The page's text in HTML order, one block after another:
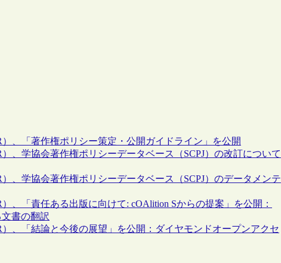
、「著作権ポリシー策定・公開ガイドライン」を公開
、学協会著作権ポリシーデータベース（SCPJ）の改訂について
、学協会著作権ポリシーデータベース（SCPJ）のデータメンテ
、「責任ある出版に向けて: cOAlition Sからの提案」を公開：
書の翻訳
、「結論と今後の展望」を公開：ダイヤモンドオープンアクセ